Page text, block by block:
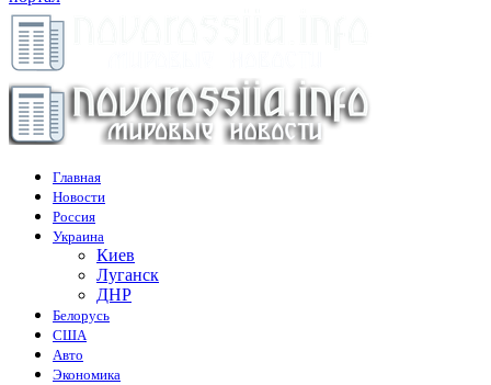
Главная
Новости
Россия
Украина
Киев
Луганск
ДНР
Белорусь
США
Авто
Экономика